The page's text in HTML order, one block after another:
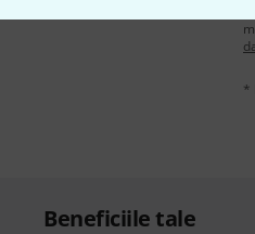
*
Beneficiile tale